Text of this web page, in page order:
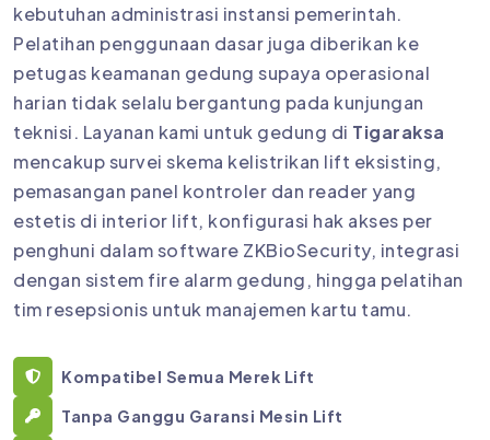
kebutuhan administrasi instansi pemerintah.
Pelatihan penggunaan dasar juga diberikan ke
petugas keamanan gedung supaya operasional
harian tidak selalu bergantung pada kunjungan
teknisi. Layanan kami untuk gedung di Tigaraksa
mencakup survei skema kelistrikan lift eksisting,
pemasangan panel kontroler dan reader yang
estetis di interior lift, konfigurasi hak akses per
penghuni dalam software ZKBioSecurity, integrasi
dengan sistem fire alarm gedung, hingga pelatihan
tim resepsionis untuk manajemen kartu tamu.
Kompatibel Semua Merek Lift
Tanpa Ganggu Garansi Mesin Lift